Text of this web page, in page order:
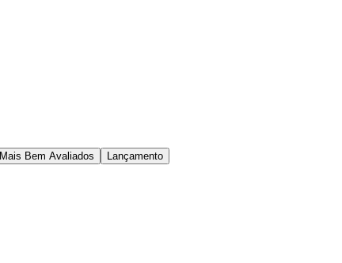
Mais Bem Avaliados Lançamento